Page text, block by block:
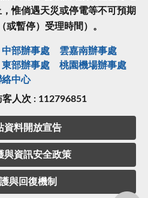
惟倘遇天災或停電等不可預期
或暫停）受理時間）。
中部辦事處
雲嘉南辦事處
東部辦事處
桃園機場辦事處
中⼼
客人次 : 112796851
資料開放宣告
與資訊安全政策
與回復機制